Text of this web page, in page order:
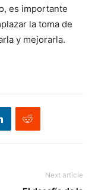
es importante
la toma de
y mejorarla.
Next article